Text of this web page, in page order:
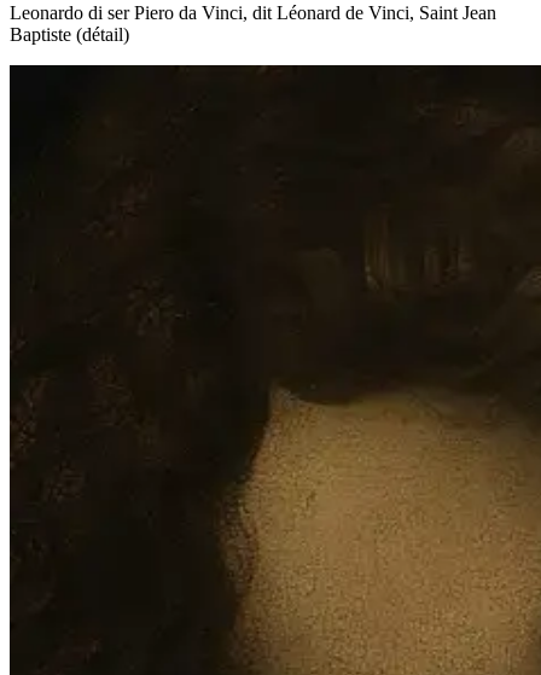
Leonardo di ser Piero da Vinci, dit Léonard de Vinci, Saint Jean
Baptiste (détail)